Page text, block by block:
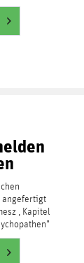
angefertigt
, Kapitel